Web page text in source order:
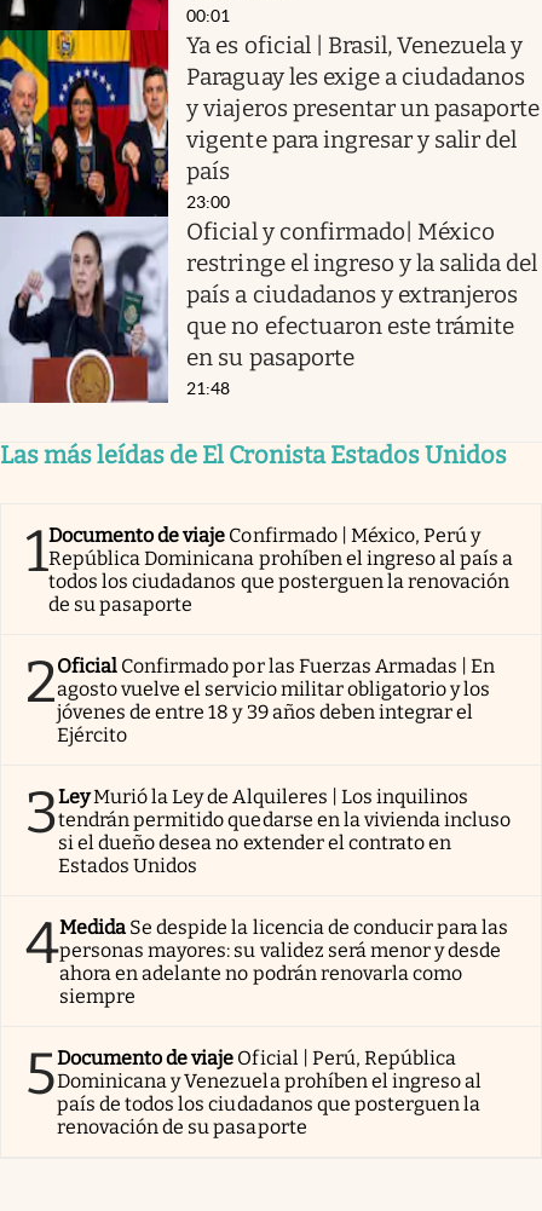
00:01
Ya es oficial | Brasil, Venezuela y
Paraguay les exige a ciudadanos
y viajeros presentar un pasaporte
vigente para ingresar y salir del
país
23:00
Oficial y confirmado| México
restringe el ingreso y la salida del
país a ciudadanos y extranjeros
que no efectuaron este trámite
en su pasaporte
21:48
Las más leídas de El Cronista Estados Unidos
1Documento de viaje Confirmado | México, Perú y
República Dominicana prohíben el ingreso al país a
todos los ciudadanos que posterguen la renovación
de su pasaporte
2Oficial Confirmado por las Fuerzas Armadas | En
agosto vuelve el servicio militar obligatorio y los
jóvenes de entre 18 y 39 años deben integrar el
Ejército
3LeyMurió la Ley de Alquileres | Los inquilinos
tendrán permitido quedarse en la vivienda incluso
si el dueño desea no extender el contrato en
Estados Unidos
4Medida Se despide la licencia de conducir para las
personas mayores: su validez será menor y desde
ahora en adelante no podrán renovarla como
siempre
5Documento de viaje Oficial | Perú, República
Dominicana y Venezuela prohíben el ingreso al
país de todos los ciudadanos que posterguen la
renovación de su pasaporte